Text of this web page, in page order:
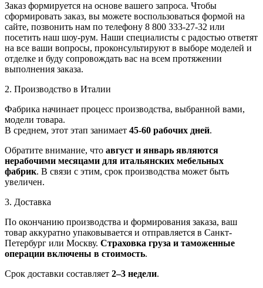
Заказ формируется на основе вашего запроса. Чтобы
сформировать заказ, вы можете воспользоваться формой на
сайте, позвонить нам по телефону 8 800 333-27-32 или
посетить наш шоу-рум. Наши специалисты с радостью ответят
на все ваши вопросы, проконсультируют в выборе моделей и
отделке и буду сопровождать вас на всем протяжении
выполнения заказа.
2. Производство в Италии
Фабрика начинает процесс производства, выбранной вами,
модели товара.
В среднем, этот этап занимает 45-60 рабочих дней.
Обратите внимание, что август и январь являются
нерабочими месяцами для итальянских мебельных
фабрик. В связи с этим, срок производства может быть
увеличен.
3. Доставка
По окончанию производства и формирования заказа, ваш
товар аккуратно упаковывается и отправляется в Санкт-
Петербург или Москву. Страховка груза и таможенные
операции включены в стоимость.
Срок доставки составляет 2–3 недели.